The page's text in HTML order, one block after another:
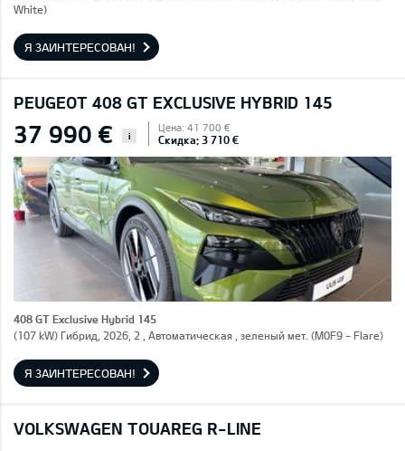
White)
Я ЗАИНТЕРЕСОВАН!
PEUGEOT 408 GT EXCLUSIVE HYBRID 145
37 990 € i
Цена: 41 700 €
Скидка: 3 710 €
408 GT Exclusive Hybrid 145
(107 kW) Гибрид, 2026, 2 , Автоматическая , зеленый мет. (M0F9 - Flare)
Я ЗАИНТЕРЕСОВАН!
VOLKSWAGEN TOUAREG R-LINE